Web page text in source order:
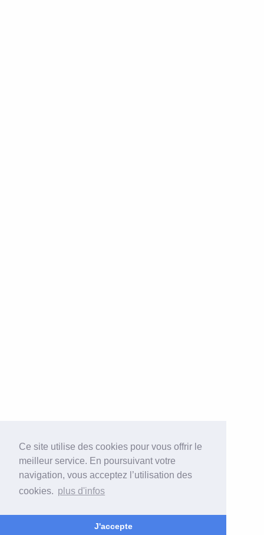
Ce site utilise des cookies pour vous offrir le
meilleur service. En poursuivant votre
navigation, vous acceptez l’utilisation des
cookies. plus d'infos
J'accepte